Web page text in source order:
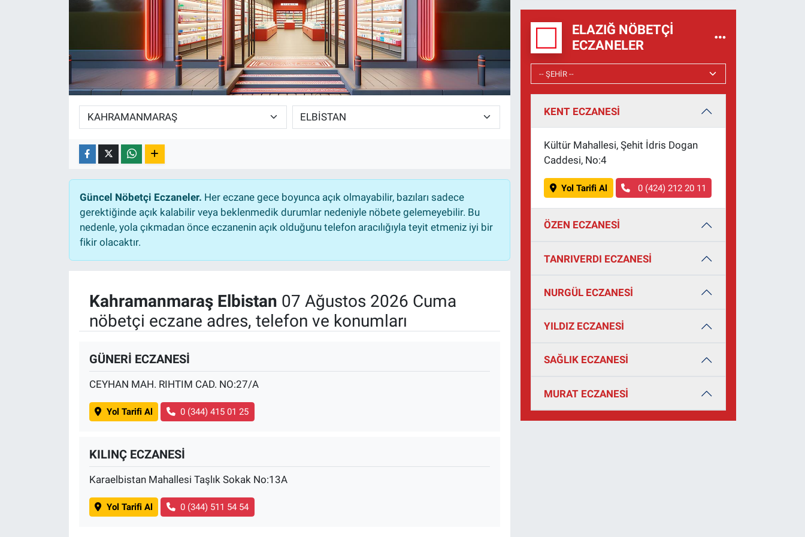
Güncel Nöbetçi Eczaneler. Her eczane gece boyunca açık olmayabilir, bazıları sadece
gerektiğinde açık kalabilir veya beklenmedik durumlar nedeniyle nöbete gelemeyebilir. Bu
nedenle, yola çıkmadan önce eczanenin açık olduğunu telefon aracılığıyla teyit etmeniz iyi bir
fikir olacaktır.
Kahramanmaraş Elbistan 07 Ağustos 2026 Cuma
nöbetçi eczane adres, telefon ve konumları
GÜNERİ ECZANESİ
CEYHAN MAH. RIHTIM CAD. NO:27/A
Yol Tarifi Al 0 (344) 415 01 25
KILINÇ ECZANESİ
Karaelbistan Mahallesi Taşlık Sokak No:13A
Yol Tarifi Al 0 (344) 511 54 54
ELAZIĞ NÖBETÇI
ECZANELER
KENT ECZANESİ
Kültür Mahallesi, Şehit İdris Dogan
Caddesi, No:4
Yol Tarifi Al 0 (424) 212 20 11
ÖZEN ECZANESİ
TANRIVERDI ECZANESİ
NURGÜL ECZANESİ
YILDIZ ECZANESİ
SAĞLIK ECZANESİ
MURAT ECZANESİ